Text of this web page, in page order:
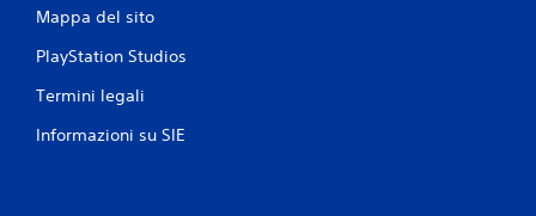
Mappa del sito
PlayStation Studios
Termini legali
Informazioni su SIE